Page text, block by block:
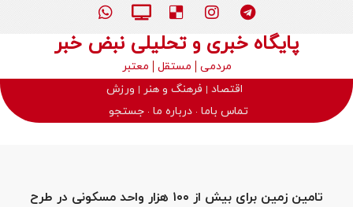
پایگاه خبری و تحلیلی نبض خبر
مردمی مستقل
معتبر
اقتصاد
فرهنگ و هنر
ورزش
تماس باما درباره ما جستجو
تامین زمین برای بیش از ۱۰۰ هزار واحد مسکونی در طرح